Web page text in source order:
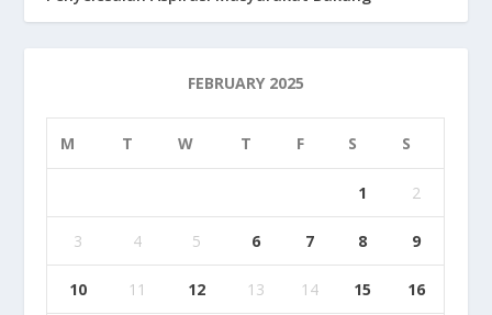
FEBRUARY 2025
M T W T F S S
1 2
3 4 5 6 7 8 9
10 11 12 13 14 15 16